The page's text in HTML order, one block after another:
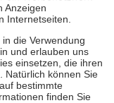
eigene Gesundheit zu
zu unterstützen,
18. Lebensjahr
die von der